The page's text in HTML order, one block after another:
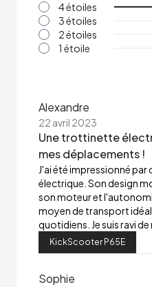
4 étoiles
3 étoiles
2 étoiles
1 étoile
Alexandre
22 avril 2023
Une trottinette
mes déplacements !
J'ai été impressionné
électrique. Son design
son moteur et
moyen de transport
quotidiens. Je suis ravi
KickScooter P65E
Sophie